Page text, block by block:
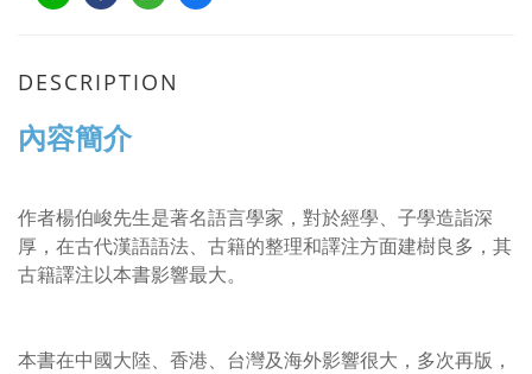
DESCRIPTION
內容簡介
作者楊伯峻先生是著名語言學家，對於經學、子學造詣深
厚，在古代漢語語法、古籍的整理和譯注方面建樹良多，其
古籍譯注以本書影響最大。
本書在中國大陸、香港、台灣及海外影響很大，多次再版，